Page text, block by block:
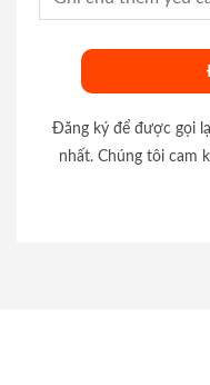
Đăng ký để được gọi
nhất. Chúng tôi cam